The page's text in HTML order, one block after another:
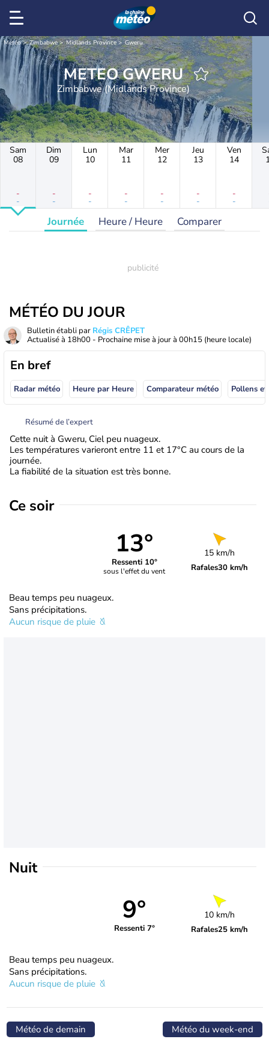
Météo Zimbabwe Midlands Province Gweru
METEO GWERU
Zimbabwe (Midlands Province)
Sam
08
-
-
Dim
09
-
-
Lun
10
-
-
Mar
11
-
-
Mer
12
-
-
Jeu
13
-
-
Ven
14
-
-
Journée Heure / Heure Comparer
MÉTÉO DU JOUR
Bulletin établi par Régis CRÊPET
Actualisé à 18h00 - Prochaine mise à jour à 00h15 (heure locale)
En bref
Radar météo Heure par Heure Comparateur météo Pollens
Résumé de l’expert
Cette nuit à Gweru, Ciel peu nuageux.
Les températures varieront entre 11 et 17°C au cours de la
journée.
La fiabilité de la situation est très bonne.
Ce soir
13°
Ressenti 10°
sous l'effet du vent
15 km/h
Rafales30 km/h
Beau temps peu nuageux.
Sans précipitations.
Aucun risque de pluie
Nuit
9°
Ressenti 7°
10 km/h
Rafales25 km/h
Beau temps peu nuageux.
Sans précipitations.
Aucun risque de pluie
Météo de demain Météo du week-end